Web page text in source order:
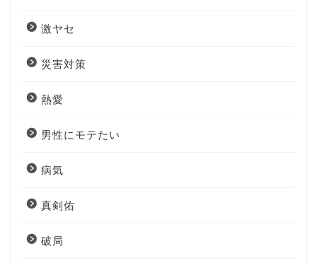
激ヤセ
災害対策
熱愛
男性にモテたい
病気
真剣佑
破局